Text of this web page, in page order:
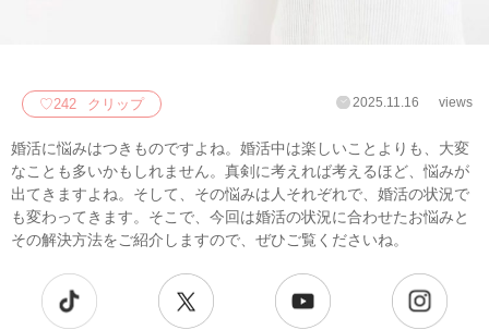
♡242 クリップ 2025.11.16 views
婚活に悩みはつきものですよね。婚活中は楽しいことよりも、大変
なことも多いかもしれません。真剣に考えれば考えるほど、悩みが
出てきますよね。そして、その悩みは人それぞれで、婚活の状況で
も変わってきます。そこで、今回は婚活の状況に合わせたお悩みと
その解決方法をご紹介しますので、ぜひご覧くださいね。